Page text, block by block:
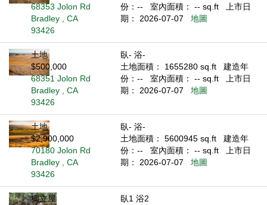
68353 Jolon Rd
Bradley , CA
93426
份：--
室內面積： -- sq.ft
上市日
期： 2026-07-07
地圖
土地
$500,000
68351 Jolon Rd
Bradley , CA
93426
臥- 浴-
土地面積： 1655280 sq.ft
建造年
份：--
室內面積： -- sq.ft
上市日
期： 2026-07-07
地圖
土地
$2,900,000
70180 Jolon Rd
Bradley , CA
93426
臥- 浴-
土地面積： 5600945 sq.ft
建造年
份：--
室內面積： -- sq.ft
上市日
期： 2026-07-07
地圖
獨立屋
臥1 浴2